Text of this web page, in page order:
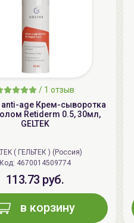
AiliCode
/ 1 отзыв
anti-age Крем-сыворотка
Retiderm 0.5, 30мл,
GELTEK
( ГЕЛЬТЕК ) (Россия)
Код: 4670014509774
113.73 руб.
в корзину